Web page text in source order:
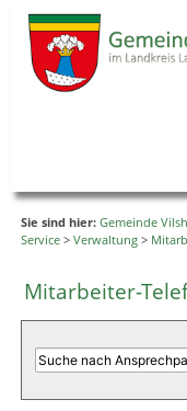
Sie sind hier: Gemeinde
Service > Verwaltung >
Mitarbeiter-